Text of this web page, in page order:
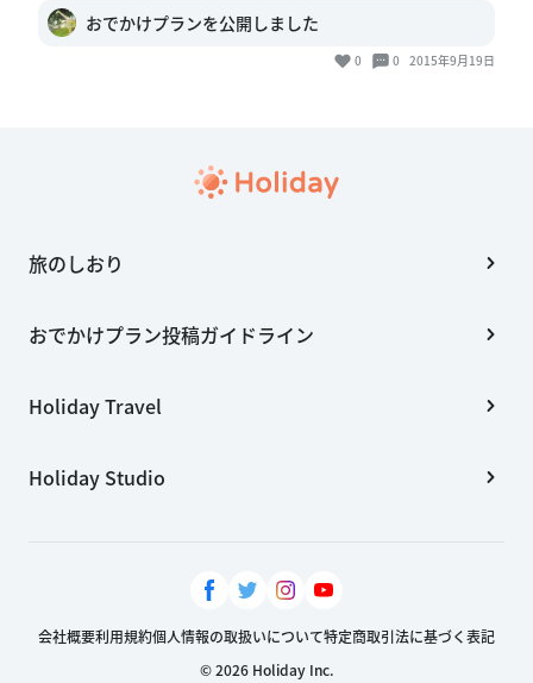
おでかけプランを公開しました
0 0 2015年9月19日
旅のしおり
おでかけプラン投稿ガイドライン
Holiday Travel
Holiday Studio
会社概要利用規約個人情報の取扱いについて特定商取引法に基づく表記
© 2026 Holiday Inc.